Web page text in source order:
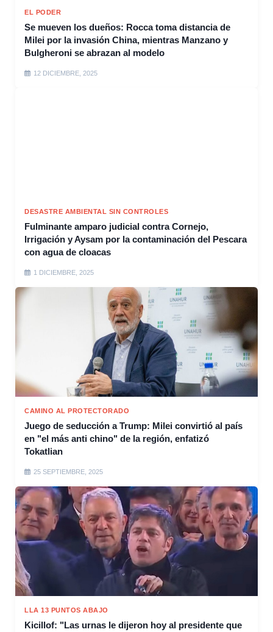
EL PODER
Se mueven los dueños: Rocca toma distancia de
Milei por la invasión China, mientras Manzano y
Bulgheroni se abrazan al modelo
12 DICIEMBRE, 2025
DESASTRE AMBIENTAL SIN CONTROLES
Fulminante amparo judicial contra Cornejo,
Irrigación y Aysam por la contaminación del Pescara
con agua de cloacas
1 DICIEMBRE, 2025
CAMINO AL PROTECTORADO
Juego de seducción a Trump: Milei convirtió al país
en "el más anti chino" de la región, enfatizó
Tokatlian
25 SEPTIEMBRE, 2025
LLA 13 PUNTOS ABAJO
Kicillof: "Las urnas le dijeron hoy al presidente que